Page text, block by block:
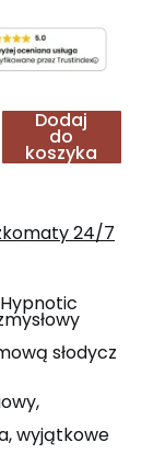
Dodaj
do
koszyka
24/7
słodycz
wyjątkowe